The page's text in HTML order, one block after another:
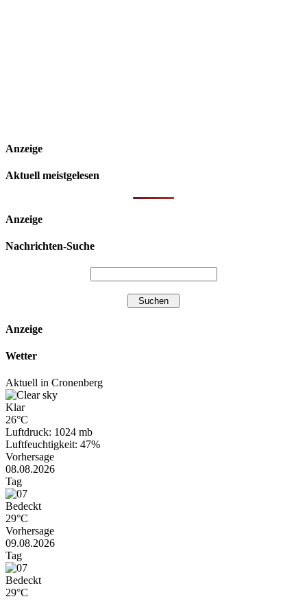
Anzeige
Aktuell meistgelesen
Anzeige
Nachrichten-Suche
Anzeige
Wetter
Aktuell in Cronenberg
Klar
26°C
Luftdruck: 1024 mb
Luftfeuchtigkeit: 47%
Vorhersage
08.08.2026
Tag
Bedeckt
29°C
Vorhersage
09.08.2026
Tag
Bedeckt
29°C